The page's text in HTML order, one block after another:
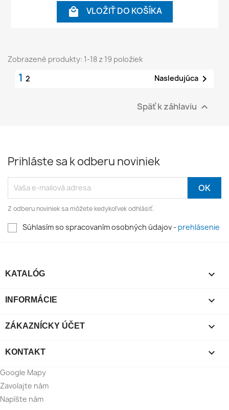
 VLOŽIŤ DO KOŠÍKA
Zobrazené produkty: 1-18 z 19 položiek
1 2 Nasledujúca 
Späť k záhlaviu 
Prihláste sa k odberu noviniek
Z odberu noviniek sa môžete kedykoľvek odhlásiť.
Súhlasím so spracovaním osobných údajov - prehlásenie
KATALÓG 
INFORMÁCIE 
ZÁKAZNÍCKY ÚČET 
KONTAKT 
Google Mapy
Zavolajte nám
Napíšte nám